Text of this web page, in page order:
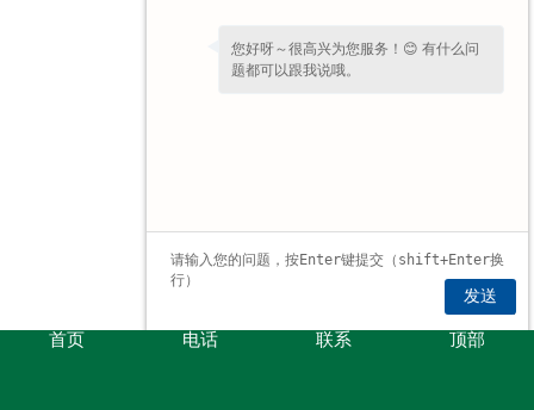
首页 电话 联系 顶部
您好呀～很高兴为您服务！😊 有什么问
题都可以跟我说哦。
发送